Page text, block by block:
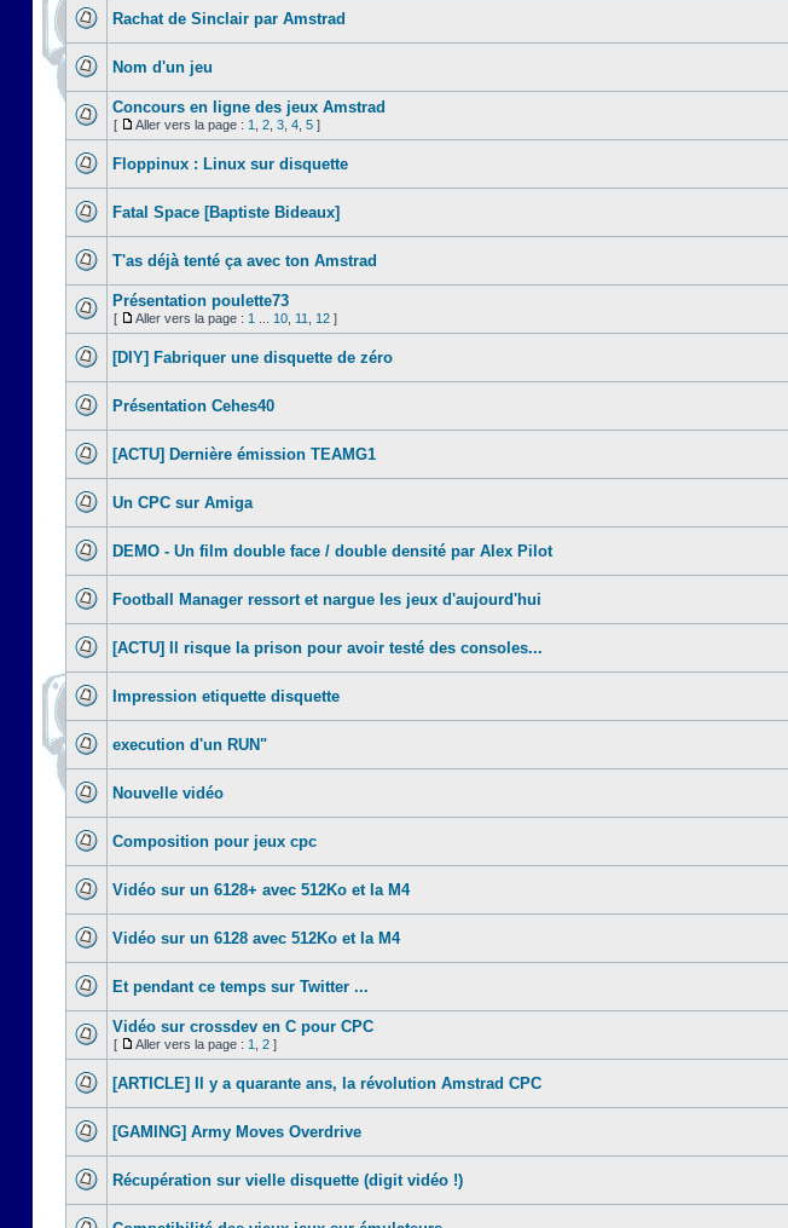
Rachat de Sinclair par Amstrad
Nom d'un jeu
Concours en ligne des jeux Amstrad
[ Aller vers la page : 1 2 3 4 5 ]
Floppinux : Linux sur disquette
Fatal Space [Baptiste Bideaux]
T'as déjà tenté ça avec ton Amstrad
Présentation poulette73
[ Aller vers la page : 1 10 11 12 ]
[DIY] Fabriquer une disquette de zéro
Présentation Cehes40
[ACTU] Dernière émission TEAMG1
Un CPC sur Amiga
DEMO - Un film double face / double densité par Alex Pilot
Football Manager ressort et nargue les jeux d'aujourd'hui
[ACTU] Il risque la prison pour avoir testé des consoles...
Impression etiquette disquette
execution d'un RUN"
Nouvelle vidéo
Composition pour jeux cpc
Vidéo sur un 6128+ avec 512Ko et la M4
Vidéo sur un 6128 avec 512Ko et la M4
Et pendant ce temps sur Twitter ...
Vidéo sur crossdev en C pour CPC
[ Aller vers la page : 1 2 ]
[ARTICLE] Il y a quarante ans, la révolution Amstrad CPC
[GAMING] Army Moves Overdrive
Récupération sur vielle disquette (digit vidéo !)